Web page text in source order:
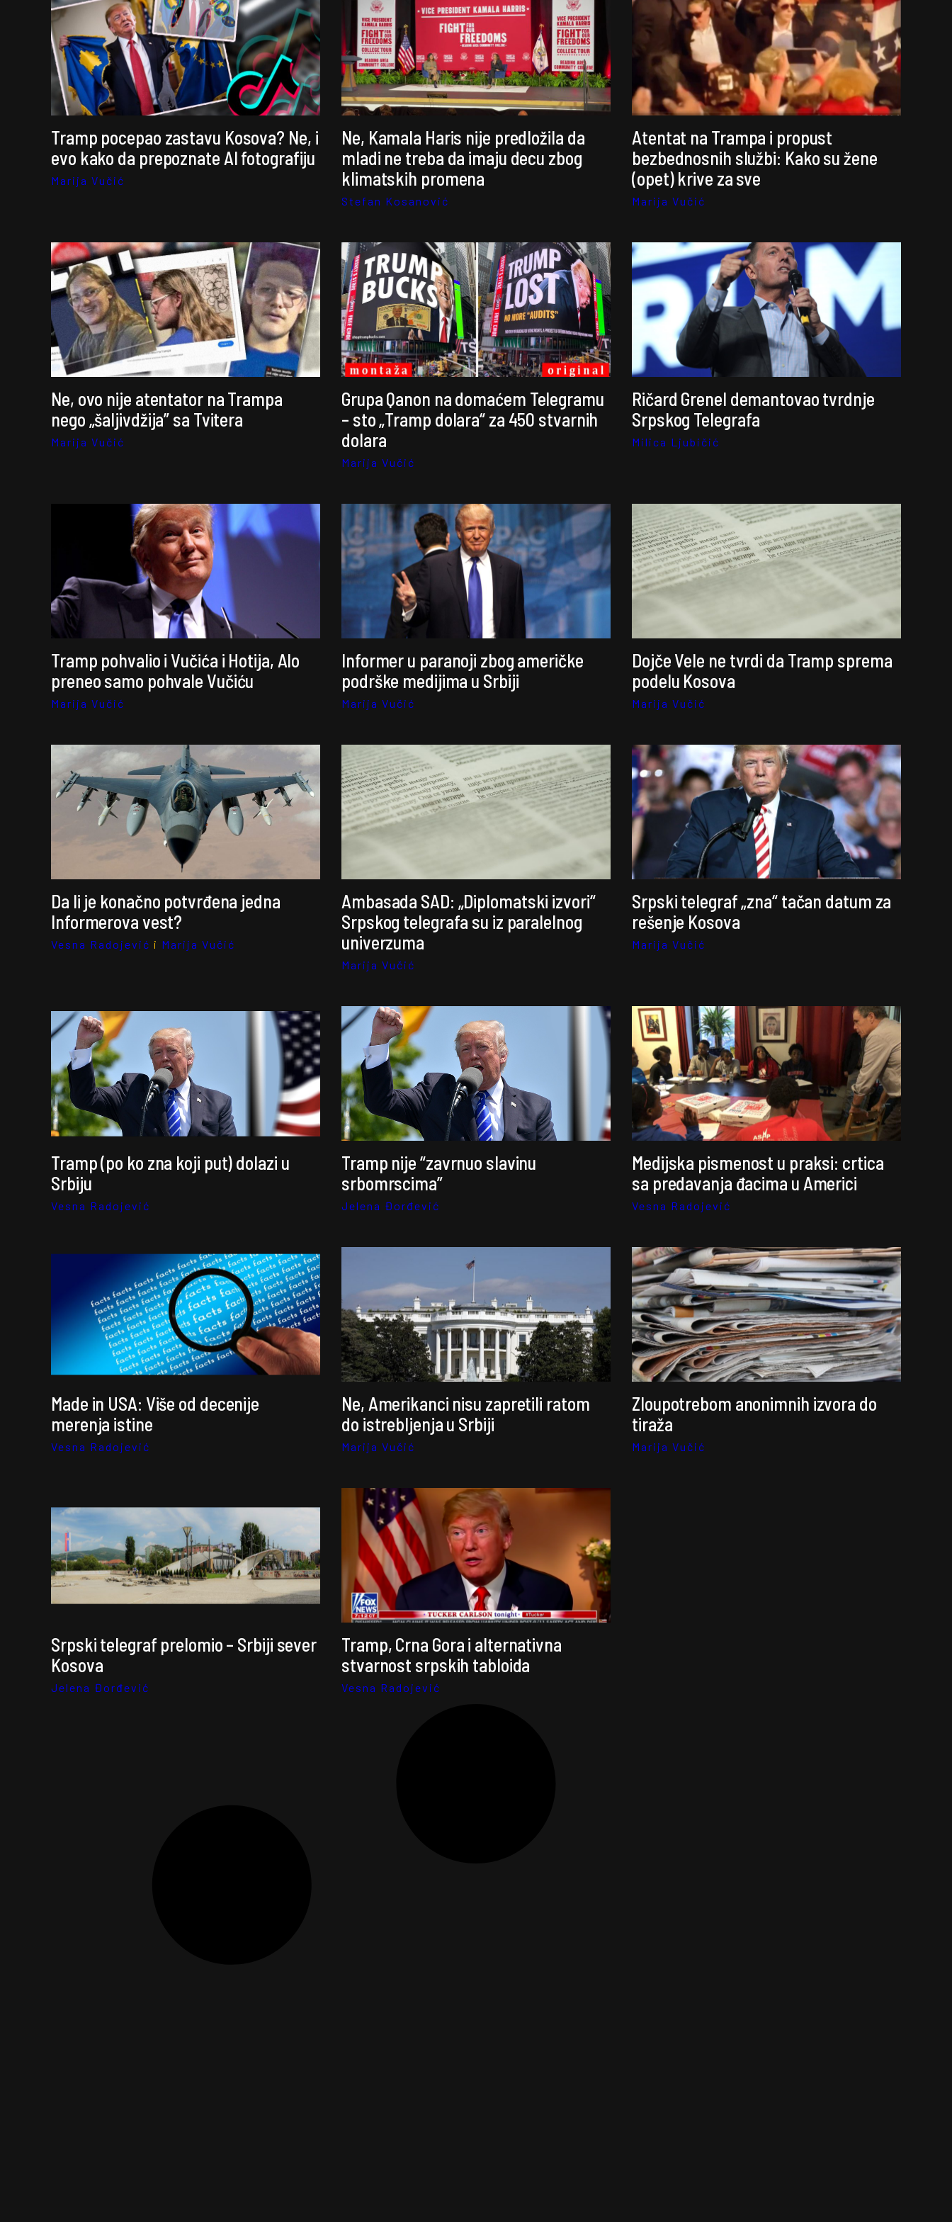
Tramp pocepao zastavu Kosova? Ne, i
evo kako da prepoznate AI fotografiju
Marija Vučić
Ne, Kamala Haris nije predložila da
mladi ne treba da imaju decu zbog
klimatskih promena
Stefan Kosanović
Atentat na Trampa i propust
bezbednosnih službi: Kako su žene
(opet) krive za sve
Marija Vučić
Ne, ovo nije atentator na Trampa
nego „šaljivdžija” sa Tvitera
Marija Vučić
Grupa Qanon na domaćem Telegramu
– sto „Tramp dolara“ za 450 stvarnih
dolara
Marija Vučić
Ričard Grenel demantovao tvrdnje
Srpskog Telegrafa
Milica Ljubičić
Tramp pohvalio i Vučića i Hotija, Alo
preneo samo pohvale Vučiću
Marija Vučić
Informer u paranoji zbog američke
podrške medijima u Srbiji
Marija Vučić
Dojče Vele ne tvrdi da Tramp sprema
podelu Kosova
Marija Vučić
Da li je konačno potvrđena jedna
Informerova vest?
Vesna Radojević i Marija Vučić
Ambasada SAD: „Diplomatski izvori“
Srpskog telegrafa su iz paralelnog
univerzuma
Marija Vučić
Srpski telegraf „zna“ tačan datum za
rešenje Kosova
Marija Vučić
Tramp (po ko zna koji put) dolazi u
Srbiju
Vesna Radojević
Tramp nije “zavrnuo slavinu
srbomrscima”
Jelena Đorđević
Medijska pismenost u praksi: crtica
sa predavanja đacima u Americi
Vesna Radojević
Made in USA: Više od decenije
merenja istine
Vesna Radojević
Ne, Amerikanci nisu zapretili ratom
do istrebljenja u Srbiji
Marija Vučić
Zloupotrebom anonimnih izvora do
tiraža
Marija Vučić
Srpski telegraf prelomio – Srbiji sever
Kosova
Jelena Đorđević
Tramp, Crna Gora i alternativna
stvarnost srpskih tabloida
Vesna Radojević